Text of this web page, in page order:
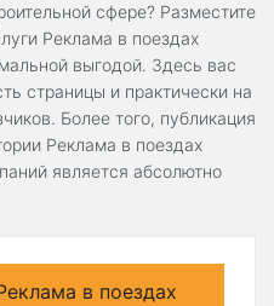
сфере? Разместите
Реклама в поездах
выгодой. Здесь вас
страницы и практически на
Более того, публикация
Реклама в поездах
является абсолютно
в поездах